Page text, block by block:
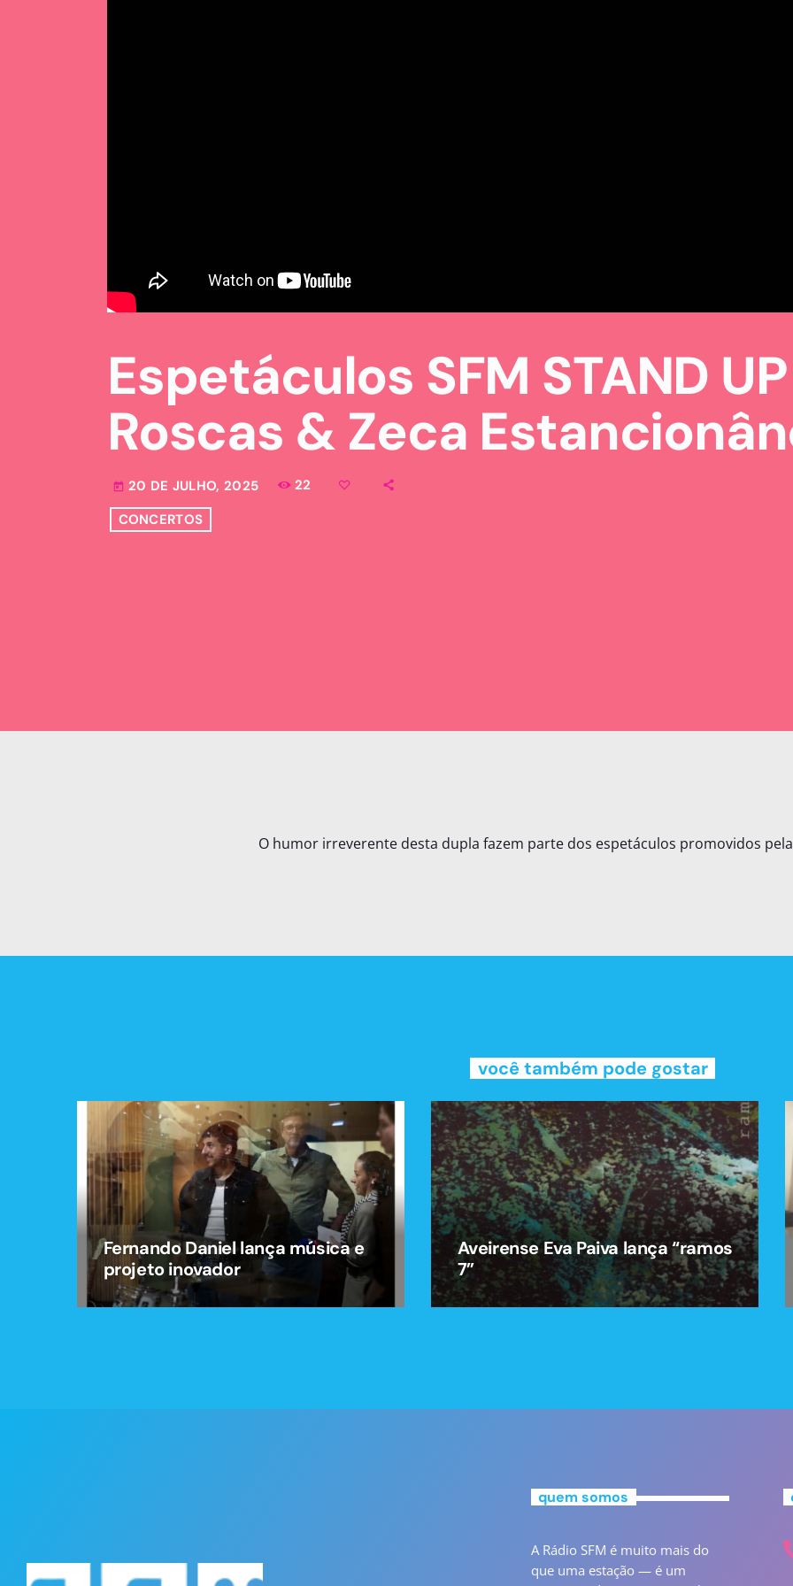
Espetáculos SFM STAND
Roscas & Zeca
today 20 DE JULHO, 2025
22
CONCERTOS
O humor irreverente desta dupla fazem parte dos espetáculos promovidos
você também pode gostar
Fernando Daniel lança música e
projeto inovador
Aveirense Eva Paiva lança “ramos
7”
quem somos
A Rádio SFM é muito mais do
que uma estação — é um